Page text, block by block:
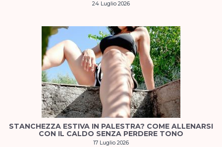
24 Luglio 2026
STANCHEZZA ESTIVA IN PALESTRA? COME ALLENARSI
CON IL CALDO SENZA PERDERE TONO
17 Luglio 2026